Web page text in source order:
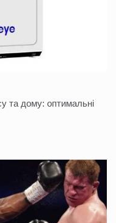
та дому: оптимальні